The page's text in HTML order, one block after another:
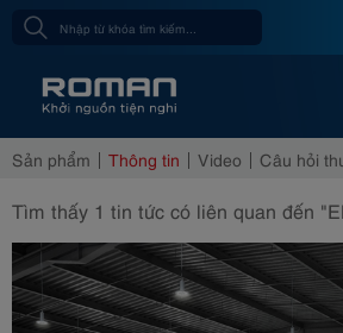
Sản phẩm Thông tin Video Câu hỏi
Tìm thấy 1 tin tức có liên quan đến